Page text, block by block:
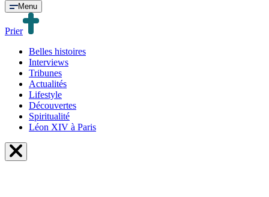
Menu
Prier
Belles histoires
Interviews
Tribunes
Actualités
Lifestyle
Découvertes
Spiritualité
Léon XIV à Paris